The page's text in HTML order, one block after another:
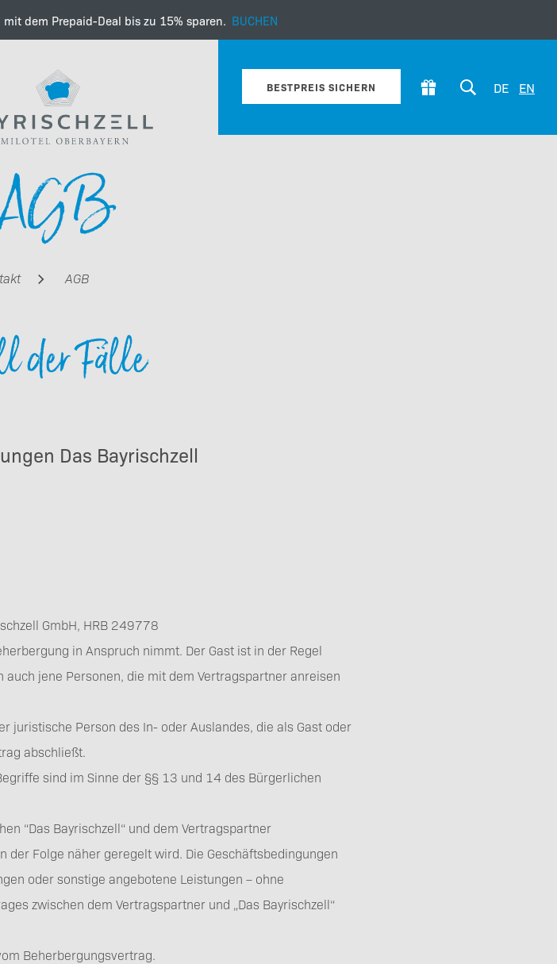
dem Prepaid-Deal bis zu 15% sparen. BUCHEN
Wissenswertes & Informatives über das Hotel
Ladestation
Buchen
Newsletteranmeldung Anreise & Mobilität
BESTPREIS SICHERN DE EN
AGB
der Fälle
Das Bayrischzell
GmbH, HRB 249778
in Anspruch nimmt. Der Gast ist in der Regel
auch jene Personen, die mit dem Vertragspartner anreisen
juristische Person des In- oder Auslandes, die als Gast oder
abschließt.
sind im Sinne der §§ 13 und 14 des Bürgerlichen
“Das Bayrischzell“ und dem Vertragspartner
der Folge näher geregelt wird. Die Geschäftsbedingungen
oder sonstige angebotene Leistungen – ohne
zwischen dem Vertragspartner und „Das Bayrischzell“
Beherbergungsvertrag.